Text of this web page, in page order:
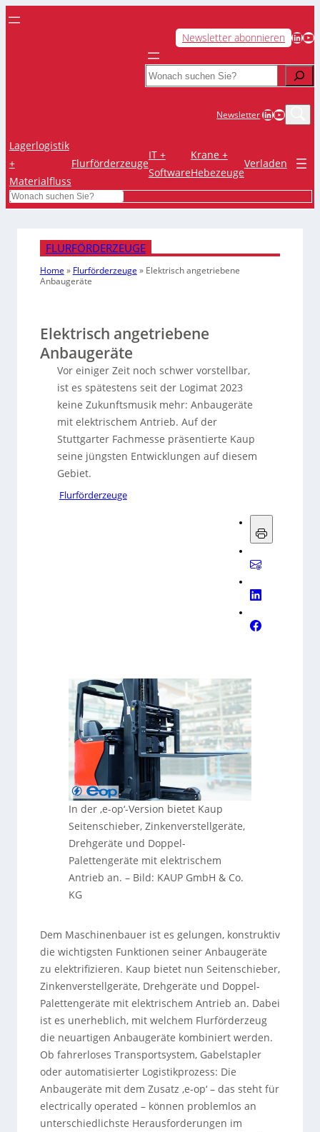
Newsletter abonnieren LinkedIn YouTube
Search
NewsletterLinkedIn
Lagerlogistik
+
Materialfluss
Flurförderzeuge
IT +
Software
Krane +
Hebezeuge
Verladen
Search
FLURFÖRDERZEUGE
Home » Flurförderzeuge » Elektrisch angetriebene
Anbaugeräte
Elektrisch angetriebene
Anbaugeräte
Vor einiger Zeit noch schwer vorstellbar,
ist es spätestens seit der Logimat 2023
keine Zukunftsmusik mehr: Anbaugeräte
mit elektrischem Antrieb. Auf der
Stuttgarter Fachmesse präsentierte Kaup
seine jüngsten Entwicklungen auf diesem
Gebiet.
Flurförderzeuge
In der ‚e-op‘-Version bietet Kaup
Seitenschieber, Zinkenverstellgeräte,
Drehgeräte und Doppel-
Palettengeräte mit elektrischem
Antrieb an. – Bild: KAUP GmbH & Co.
KG
Dem Maschinenbauer ist es gelungen, konstruktiv
die wichtigsten Funktionen seiner Anbaugeräte
zu elektrifizieren. Kaup bietet nun Seitenschieber,
Zinkenverstellgeräte, Drehgeräte und Doppel-
Palettengeräte mit elektrischem Antrieb an. Dabei
ist es unerheblich, mit welchem Flurförderzeug
die neuartigen Anbaugeräte kombiniert werden.
Ob fahrerloses Transportsystem, Gabelstapler
oder automatisierter Logistikprozess: Die
Anbaugeräte mit dem Zusatz ‚e-op‘ – das steht für
electrically operated – können problemlos an
unterschiedlichste Herausforderungen im